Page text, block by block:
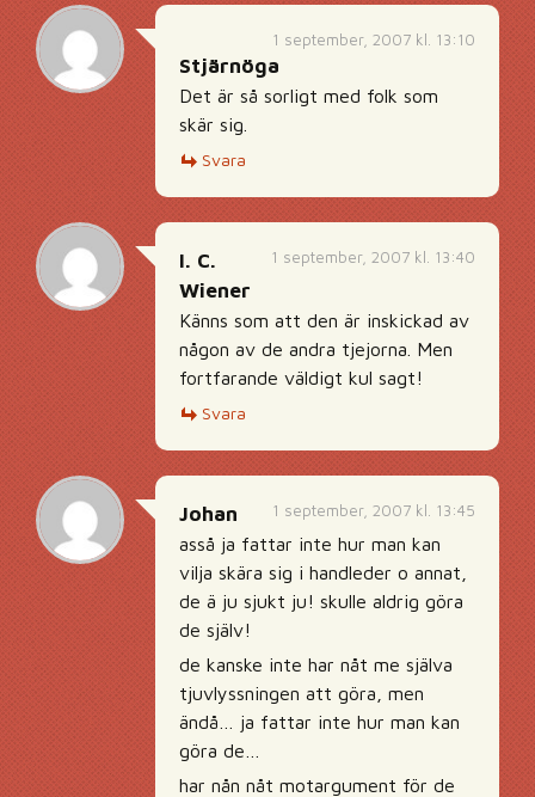
1 september, 2007 kl. 13:10
Stjärnöga
Det är så sorligt med folk som
skär sig.
Svara
1 september, 2007 kl. 13:40
I. C.
Wiener
Känns som att den är inskickad av
någon av de andra tjejorna. Men
fortfarande väldigt kul sagt!
Svara
1 september, 2007 kl. 13:45
Johan
asså ja fattar inte hur man kan
vilja skära sig i handleder o annat,
de ä ju sjukt ju! skulle aldrig göra
de själv!
de kanske inte har nåt me själva
tjuvlyssningen att göra, men
ändå… ja fattar inte hur man kan
göra de…
har nån nåt motargument för de